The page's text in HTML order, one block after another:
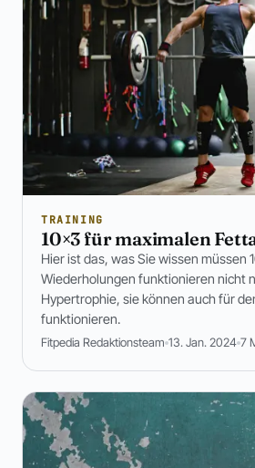
TRAINING
10×3 für maximalen
Hier ist das, was Sie wissen müssen
Wiederholungen funktionieren nicht
Hypertrophie, sie können auch für
funktionieren.
Fitpedia Redaktionsteam 13. Jan. 2024 7